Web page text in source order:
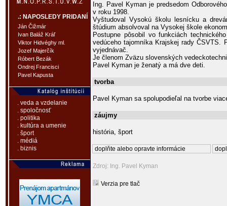
.: NAPOSLEDY PRIDANÍ
Ján Čižmár
Ivan Baláž Kráľ
Viktor Hidvéghy ml.
Jozef Majerčík
Róbert Bezák
Ondrej Francisci
Pavel Kapusta
. veda a vzdelanie
. spoločnosť
. politika
. kultúra a umenie
. šport
. médiá
. biznis
Ing. Pavel Kyman je predsedom
v roku 1998.
Vyštudoval Vysokú školu lesnícku a
štúdium absolvoval na Vysokej škole
Postupne pôsobil vo funkciách
vedúceho tajomníka Krajskej rady ČSVTS.
vyjednávač.
Je členom Zväzu slovenských
Pavel Kyman je ženatý a má dve deti.
tvorba
Pavel Kyman sa spolupodieľal na tvorbe
záujmy
história, šport
doplňte alebo opravte informácie
Zdroj: Ing. Pavel Kyman
Verzia pre tlač